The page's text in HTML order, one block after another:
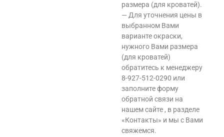
размера (для кроватей).
— Для уточнения цены в
выбранном Вами
варианте окраски,
нужного Вами размера
(для кроватей)
обратитесь к менеджеру
8-927-512-0290 или
заполните форму
обратной связи на
нашем сайте , в разделе
«Контакты» и мы с Вами
свяжемся.